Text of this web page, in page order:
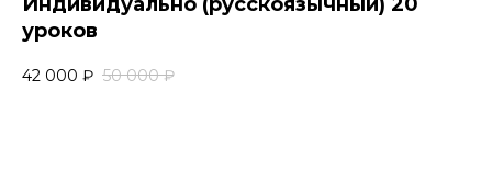
уроков
42 000 ₽ 50 000 ₽